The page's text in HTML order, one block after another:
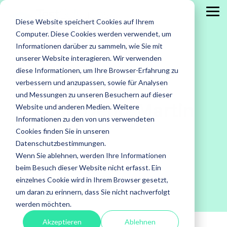
Diese Website speichert Cookies auf Ihrem
Computer. Diese Cookies werden verwendet, um
Informationen darüber zu sammeln, wie Sie mit
unserer Website interagieren. Wir verwenden
diese Informationen, um Ihre Browser-Erfahrung zu
verbessern und anzupassen, sowie für Analysen
und Messungen zu unseren Besuchern auf dieser
Website und anderen Medien. Weitere
Informationen zu den von uns verwendeten
Cookies finden Sie in unseren
Datenschutzbestimmungen.
Wenn Sie ablehnen, werden Ihre Informationen
beim Besuch dieser Website nicht erfasst. Ein
einzelnes Cookie wird in Ihrem Browser gesetzt,
um daran zu erinnern, dass Sie nicht nachverfolgt
werden möchten.
Akzeptieren Ablehnen
Skip
main
content.Leistungen
Alle anzeigen
Agiles Testen
API Testing
Last- und Performance
Nutzerabnahmetest / UAT
Offshore Test Center
Leistungen
Penetration Testing
Standardsoftware
Test Factory Services
Testautomatisierung
Testberatung
Testmanagement
Leistungen
Studies.
ISTQB Certified Tester
Foundation Level
AI Testing
Testing with GenAI
Test Management
Test Analyst
Test Automation Engineering
IREB Certified
Professional for
Requirements
Engineering
Sabri Deniz Martin